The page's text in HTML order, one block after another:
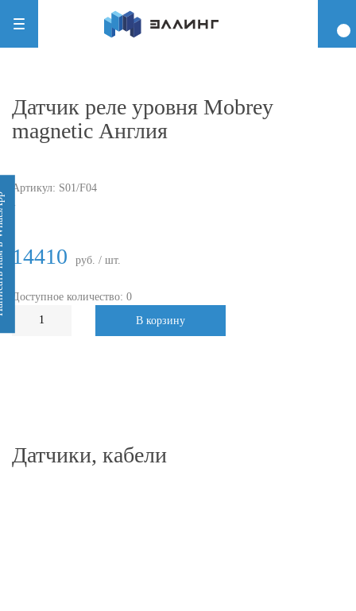
Датчик реле уровня Mobrey
magnetic Англия
Артикул: S01/F04
14410 руб. / шт.
Доступное количество: 0
В корзину
Датчики, кабели